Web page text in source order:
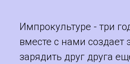
Импрокультуре - три
вместе с нами создает
зарядить друг друга